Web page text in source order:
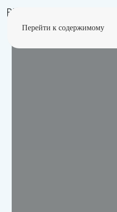
Перейти к содержимому